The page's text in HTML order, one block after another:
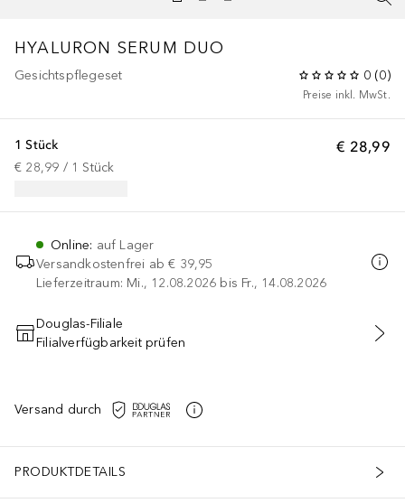
HYALURON SERUM DUO
Gesichtspflegeset 0 (0)
Preise inkl. MwSt.
€ 28,99
1 Stück
€ 28,99 / 1 Stück
Online: auf Lager
Versandkostenfrei ab € 39,95
Lieferzeitraum: Mi., 12.08.2026 bis Fr., 14.08.2026
IN DEN WARENKORB
Douglas-Filiale
Filialverfügbarkeit prüfen
Versand durch
PRODUKTDETAILS